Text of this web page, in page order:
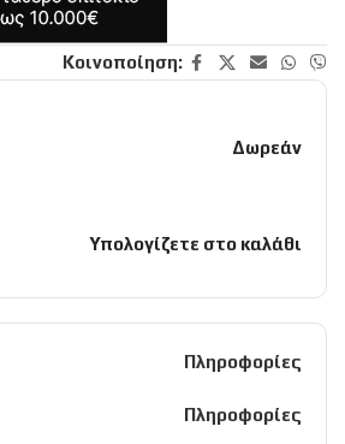
Κοινοποίηση:
Δωρεάν
Υπολογίζετε στο καλάθι
Πληροφορίες
Πληροφορίες